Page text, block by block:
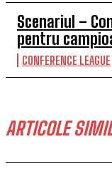
Scenariul –
pentru
CONFERENCE LEAGUE
ARTICOLE